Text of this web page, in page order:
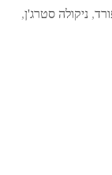
, ניקולה סטרג'ן,